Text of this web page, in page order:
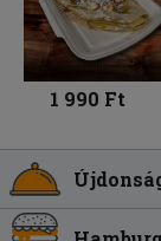
1 990 Ft